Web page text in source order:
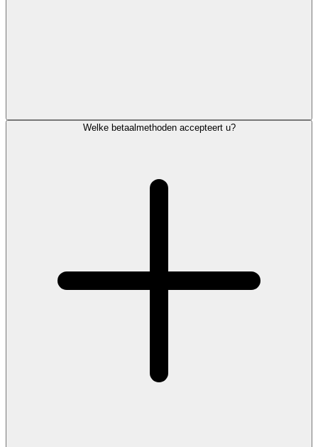
Welke betaalmethoden accepteert u?